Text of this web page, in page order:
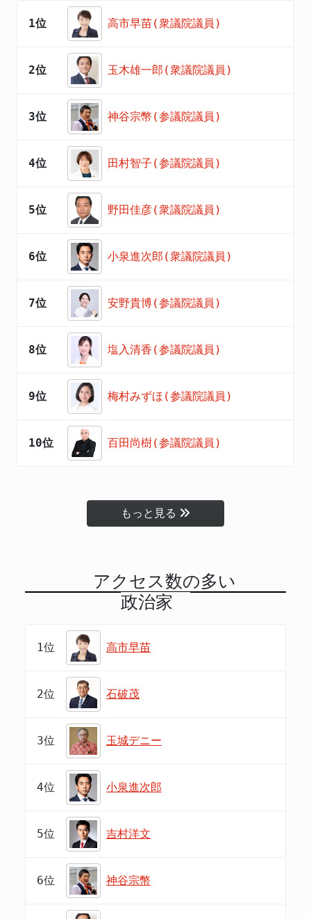
1位 高市早苗(衆議院議員)
2位 玉木雄一郎(衆議院議員)
3位 神谷宗幣(参議院議員)
4位 田村智子(参議院議員)
5位 野田佳彦(衆議院議員)
6位 小泉進次郎(衆議院議員)
7位 安野貴博(参議院議員)
8位 塩入清香(参議院議員)
9位 梅村みずほ(参議院議員)
10位 百田尚樹(参議院議員)
もっと見る
アクセス数の多い
政治家
1位 高市早苗
2位 石破茂
3位 玉城デニー
4位 小泉進次郎
5位 吉村洋文
6位 神谷宗幣